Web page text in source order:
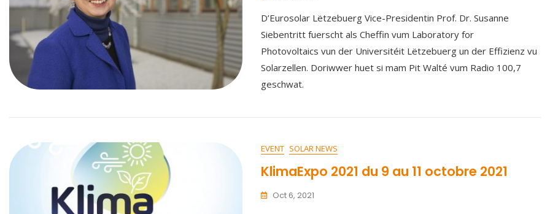
D’Eurosolar Lëtzebuerg Vice-Presidentin Prof. Dr. Susanne
Siebentritt fuerscht als Cheffin vum Laboratory for
Photovoltaics vun der Universitéit Lëtzebuerg un der Effizienz vu
Solarzellen. Doriwwer huet si mam Pit Walté vum Radio 100,7
geschwat.
EVENT SOLAR NEWS
KlimaExpo 2021 du 9 au 11 octobre 2021
Oct 6, 2021